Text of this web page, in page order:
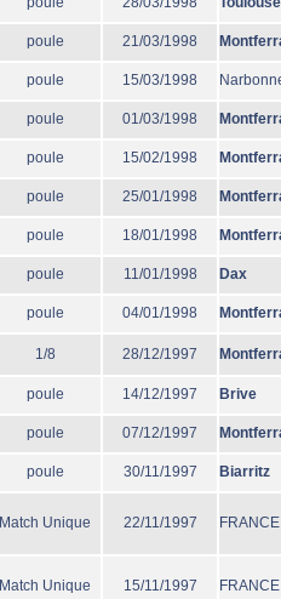
poule 21/03/1998
poule 15/03/1998
poule 01/03/1998
poule 15/02/1998
poule 25/01/1998
poule 18/01/1998
poule 11/01/1998 Dax
poule 04/01/1998
1/8 28/12/1997
poule 14/12/1997 Brive
poule 07/12/1997
poule 30/11/1997 Biarritz
Match Unique 22/11/1997 FRANCE
Match Unique 15/11/1997 FRANCE